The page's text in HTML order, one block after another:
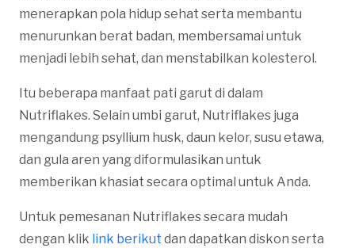
menerapkan pola hidup sehat serta membantu
menurunkan berat badan, membersamai untuk
menjadi lebih sehat, dan menstabilkan kolesterol.
Itu beberapa manfaat pati garut di dalam
Nutriflakes. Selain umbi garut, Nutriflakes juga
mengandung psyllium husk, daun kelor, susu etawa,
dan gula aren yang diformulasikan untuk
memberikan khasiat secara optimal untuk Anda.
Untuk pemesanan Nutriflakes secara mudah
dengan klik link berikut dan dapatkan diskon serta